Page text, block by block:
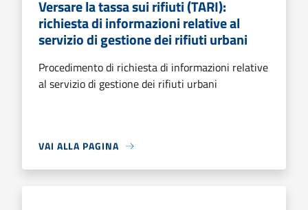
Versare la tassa sui rifiuti (TARI):
richiesta di informazioni relative al
servizio di gestione dei rifiuti urbani
Procedimento di richiesta di informazioni relative
al servizio di gestione dei rifiuti urbani
VAI ALLA PAGINA